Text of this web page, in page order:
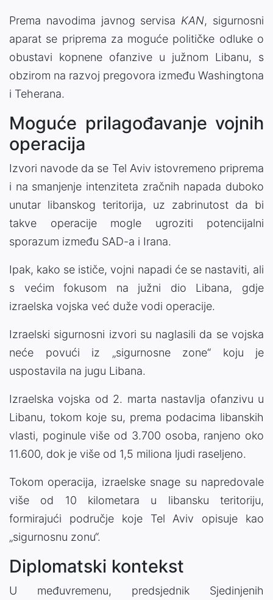
Prema navodima javnog servisa KAN, sigurnosni
aparat se priprema za moguće političke odluke o
obustavi kopnene ofanzive u južnom Libanu, s
obzirom na razvoj pregovora između Washingtona
i Teherana.
Moguće prilagođavanje vojnih
operacija
Izvori navode da se Tel Aviv istovremeno priprema
i na smanjenje intenziteta zračnih napada duboko
unutar libanskog teritorija, uz zabrinutost da bi
takve operacije mogle ugroziti potencijalni
sporazum između SAD-a i Irana.
Ipak, kako se ističe, vojni napadi će se nastaviti, ali
s većim fokusom na južni dio Libana, gdje
izraelska vojska već duže vodi operacije.
Izraelski sigurnosni izvori su naglasili da se vojska
neće povući iz „sigurnosne zone“ koju je
uspostavila na jugu Libana.
Izraelska vojska od 2. marta nastavlja ofanzivu u
Libanu, tokom koje su, prema podacima libanskih
vlasti, poginule više od 3.700 osoba, ranjeno oko
11.600, dok je više od 1,5 miliona ljudi raseljeno.
Tokom operacija, izraelske snage su napredovale
više od 10 kilometara u libansku teritoriju,
formirajući područje koje Tel Aviv opisuje kao
„sigurnosnu zonu“.
Diplomatski kontekst
U međuvremenu, predsjednik Sjedinjenih